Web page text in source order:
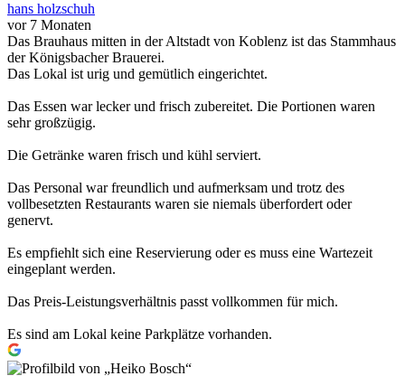
hans holzschuh
vor 7 Monaten
Das Brauhaus mitten in der Altstadt von Koblenz ist das Stammhaus
der Königsbacher Brauerei.
Das Lokal ist urig und gemütlich eingerichtet.
Das Essen war lecker und frisch zubereitet. Die Portionen waren
sehr großzügig.
Die Getränke waren frisch und kühl serviert.
Das Personal war freundlich und aufmerksam und trotz des
vollbesetzten Restaurants waren sie niemals überfordert oder
genervt.
Es empfiehlt sich eine Reservierung oder es muss eine Wartezeit
eingeplant werden.
Das Preis-Leistungsverhältnis passt vollkommen für mich.
Es sind am Lokal keine Parkplätze vorhanden.